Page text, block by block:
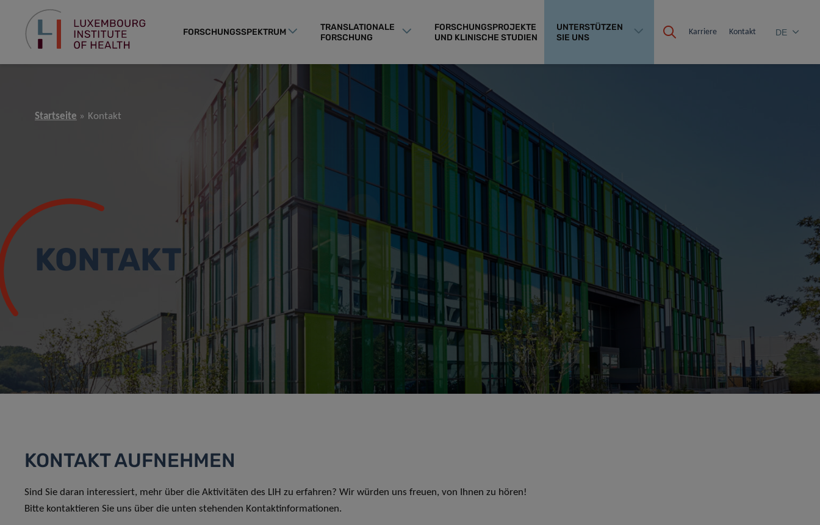
FORSCHUNGSSPEKTRUM
TRANSLATIONALE
FORSCHUNG
FORSCHUNGSPROJEKTE
UND KLINISCHE STUDIEN
UNTERSTÜTZEN
SIE UNS
Karriere Kontakt DE
Startseite Kontakt
KONTAKT
KONTAKT AUFNEHMEN
Sind Sie daran interessiert, mehr über die Aktivitäten des LIH zu erfahren? Wir würden uns freuen, von Ihnen zu hören!
Bitte kontaktieren Sie uns über die unten stehenden Kontaktinformationen.